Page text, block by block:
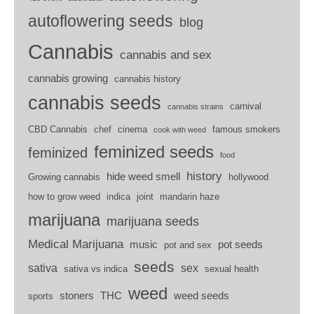
autoflowering seeds blog
Cannabis cannabis and sex
cannabis growing cannabis history
cannabis seeds cannabis strains carnival
CBD Cannabis chef cinema cook with weed famous smokers
feminized feminized seeds food
Growing cannabis hide weed smell history
hollywood
how to grow weed
indica joint mandarin haze
marijuana marijuana seeds
Medical Marijuana
music pot and sex pot seeds
sativa sativa vs indica seeds sex sexual health
sports stoners THC weed weed seeds